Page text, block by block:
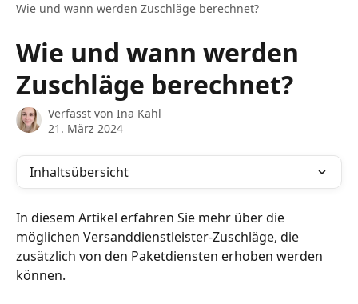
Wie und wann werden Zuschläge berechnet?
Wie und wann werden
Zuschläge berechnet?
Verfasst von Ina Kahl
21. März 2024
Inhaltsübersicht
In diesem Artikel erfahren Sie mehr über die
möglichen Versanddienstleister-Zuschläge, die
zusätzlich von den Paketdiensten erhoben werden
können.